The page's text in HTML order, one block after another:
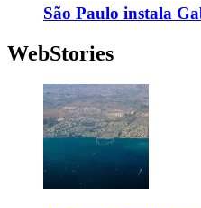
São Paulo instala
WebStories